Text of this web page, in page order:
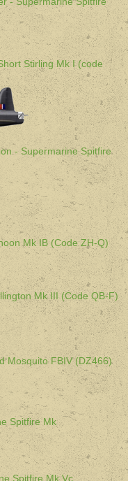
Stirling Mk I (code
- Supermarine Spitfire
Mk IB (Code ZH-Q)
Mk III (Code QB-F)
Mosquito FBIV (DZ466)
SpitfireMk
Spitfire Mk Vc